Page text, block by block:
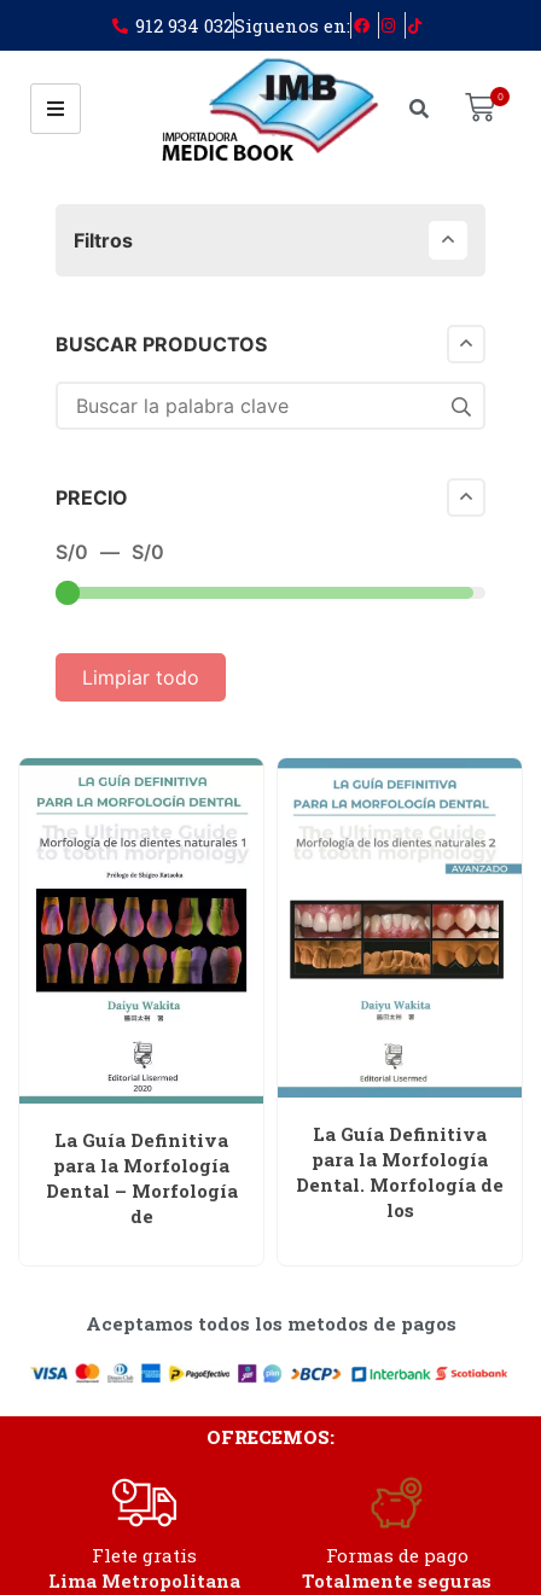
912 934 032Siguenos en:
0
Filtros
BUSCAR PRODUCTOS
PRECIO
S/0 — S/0
Limpiar todo
La Guía Definitiva
para la Morfología
Dental – Morfología
de
La Guía Definitiva
para la Morfología
Dental. Morfología de
los
Aceptamos todos los metodos de pagos
OFRECEMOS:
Flete gratis
Lima Metropolitana
Formas de pago
Totalmente seguras